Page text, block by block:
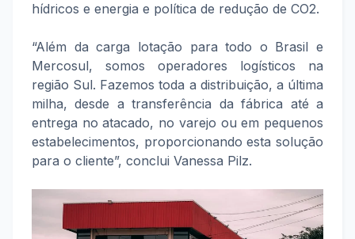
hídricos e energia e política de redução de CO2.
“Além da carga lotação para todo o Brasil e
Mercosul, somos operadores logísticos na
região Sul. Fazemos toda a distribuição, a última
milha, desde a transferência da fábrica até a
entrega no atacado, no varejo ou em pequenos
estabelecimentos, proporcionando esta solução
para o cliente”, conclui Vanessa Pilz.